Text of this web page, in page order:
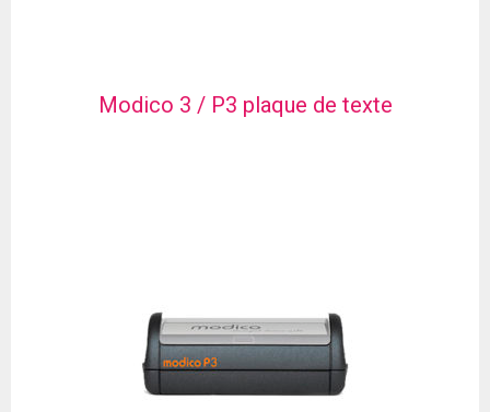
Modico 3 / P3 plaque de texte